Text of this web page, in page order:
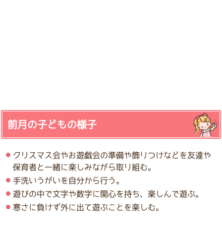
前月の子どもの様子
クリスマス会やお遊戯会の準備や飾りつけなどを友達や
保育者と一緒に楽しみながら取り組む。
手洗いうがいを自分から行う。
遊びの中で文字や数字に関心を持ち、楽しんで遊ぶ。
寒さに負けず外に出て遊ぶことを楽しむ。